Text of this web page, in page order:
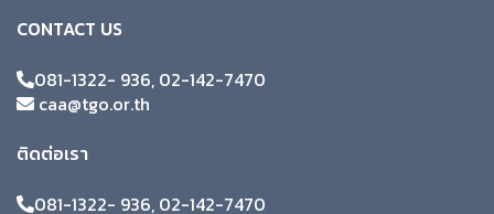
CONTACT US
081-1322- 936, 02-142-7470
caa@tgo.or.th
ติดต่อเรา
081-1322- 936, 02-142-7470